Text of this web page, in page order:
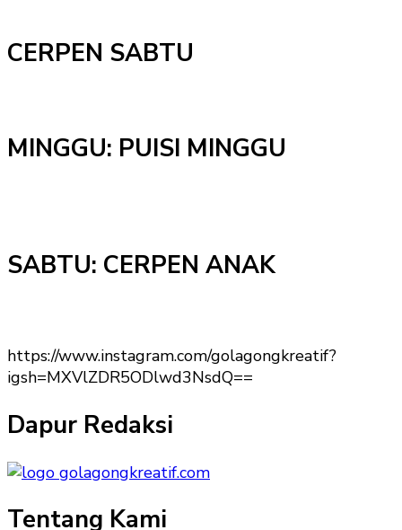
CERPEN SABTU
MINGGU: PUISI MINGGU
SABTU: CERPEN ANAK
https://www.instagram.com/golagongkreatif?
igsh=MXVlZDR5ODlwd3NsdQ==
Dapur Redaksi
Tentang Kami